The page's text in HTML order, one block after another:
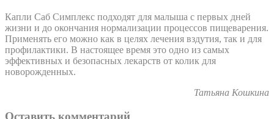
Капли Саб Симплекс подходят для малыша с первых дней
жизни и до окончания нормализации процессов пищеварения.
Применять его можно как в целях лечения вздутия, так и для
профилактики. В настоящее время это одно из самых
эффективных и безопасных лекарств от колик для
новорожденных.
Татьяна Кошкина
Оставить комментарий